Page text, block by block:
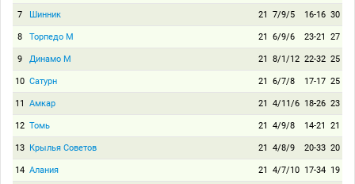
7 Шинник 21 7/9/5 16-16 30
8 Торпедо М 21 6/9/6 23-21 27
9 Динамо М 21 8/1/12 22-32 25
10 Сатурн 21 6/7/8 17-17 25
11 Амкар 21 4/11/6 18-26 23
12 Томь 21 4/9/8 14-21 21
13 Крылья Советов 21 4/8/9 20-33 20
14 Алания 21 4/7/10 17-34 19